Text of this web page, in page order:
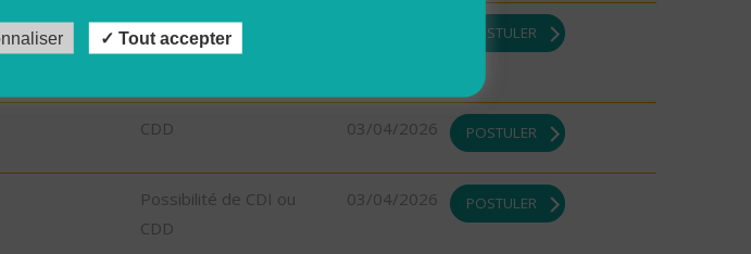
Possibilité de CDI ou
CDD
POSTULER
CDD 03/04/2026 POSTULER
Possibilité de CDI ou
CDD
03/04/2026 POSTULER
Tout accepter